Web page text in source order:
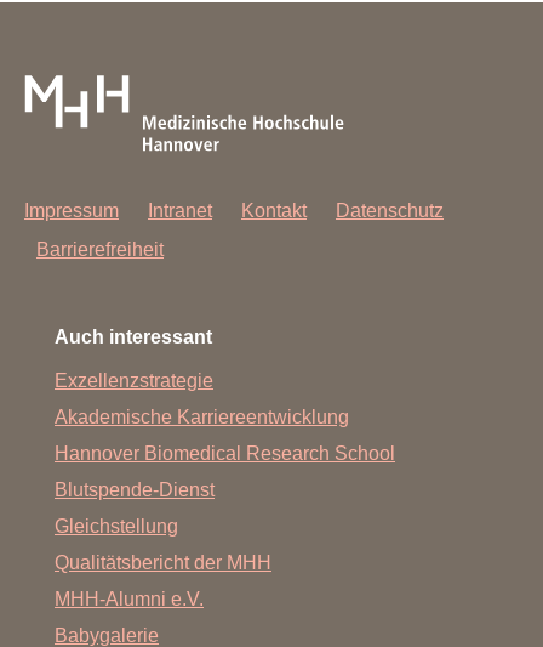
Impressum Intranet Kontakt
Datenschutz
Barrierefreiheit
Auch interessant
Exzellenzstrategie
Akademische Karriereentwicklung
Hannover Biomedical Research School
Blutspende-Dienst
Gleichstellung
Qualitätsbericht der MHH
MHH-Alumni e.V.
Babygalerie